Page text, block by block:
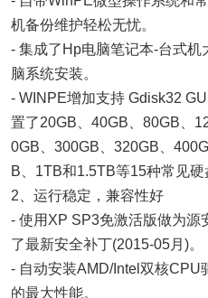
机备份维护轻松无忧。
- 集成了Hp电脑笔记本-台式
脑系统安装。
- WINPE增加支持 Gdisk32
置了20GB、40GB、80GB、
0GB、300GB、320GB、
B、1TB和1.5TB等15种常见硬
2、运行稳定，兼容性好
- 使用XP SP3免激活版做为源
了最新安全补丁(2015-05月)。
- 自动安装AMD/Intel双核CPU
的最大性能。